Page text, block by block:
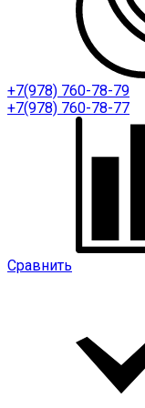
+7(978) 760-78-79
+7(978) 760-78-77
Сравнить